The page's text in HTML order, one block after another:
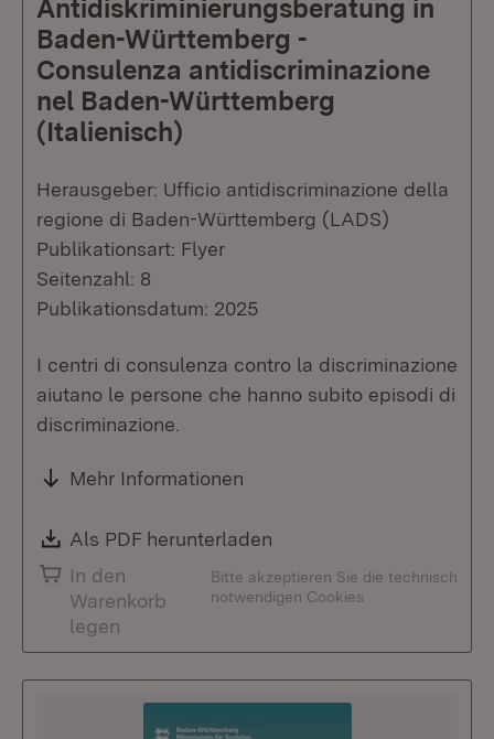
Antidiskriminierungsberatung in
Baden-Württemberg -
Consulenza antidiscriminazione
nel Baden-Württemberg
(Italienisch)
Herausgeber: Ufficio antidiscriminazione della
regione di Baden-Württemberg (LADS)
Publikationsart: Flyer
Seitenzahl: 8
Publikationsdatum: 2025
I centri di consulenza contro la discriminazione
aiutano le persone che hanno subito episodi di
discriminazione.
Mehr Informationen
Download:
Als PDF herunterladen
In den
Warenkorb
legen
Bitte akzeptieren Sie die technisch
notwendigen Cookies